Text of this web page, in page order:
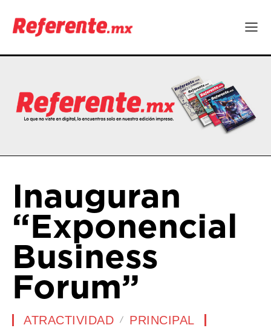
Inauguran
“Exponencial
Business
Forum”
ATRACTIVIDAD PRINCIPAL